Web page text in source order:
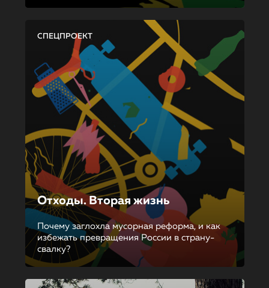
СПЕЦПРОЕКТ
Отходы. Вторая жизнь
Почему заглохла мусорная реформа, и как
избежать превращения России в страну-
свалку?